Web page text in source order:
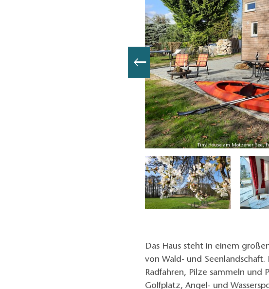
Tiny House am Motzener See,
Das Haus steht in einem
von Wald- und
Radfahren, Pilze sammeln und
Golfplatz, Angel- und